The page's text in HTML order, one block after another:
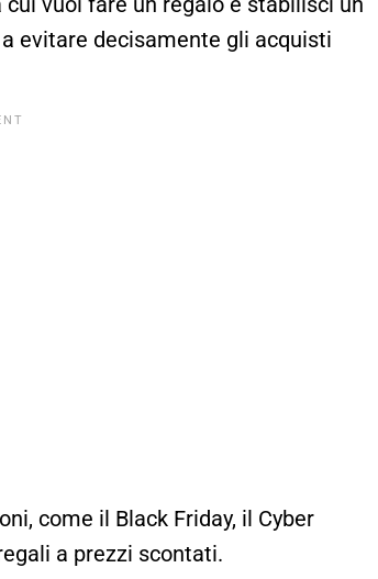
evitare decisamente gli acquisti
come il Black Friday, il Cyber
a prezzi scontati.